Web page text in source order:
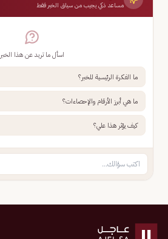
مساعد ذكي يجيب من سياق الخبر فقط
اسأل ما تريد عن هذا الخبر
ما الفكرة الرئيسية للخبر؟
ما هي أبرز الأرقام والإحصاءات؟
كيف يؤثر هذا علي؟